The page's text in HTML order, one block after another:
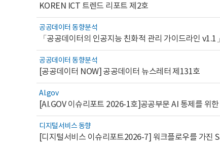
KOREN ICT 트렌드 리포트 제2호
공공데이터 동향분석
「공공데이터의 인공지능 친화적 관리 가이드라인 v1.1
공공데이터 동향분석
[공공데이터 NOW] 공공데이터 뉴스레터 제131호
AI.gov
디지털서비스 동향